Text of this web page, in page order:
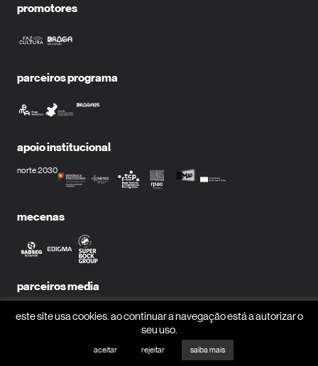
promotores
parceiros programa
apoio institucional
norte 2030
mecenas
parceiros media
este site usa cookies. ao continuar a navegação está a autorizar o
seu uso.
aceitar rejeitar saiba mais